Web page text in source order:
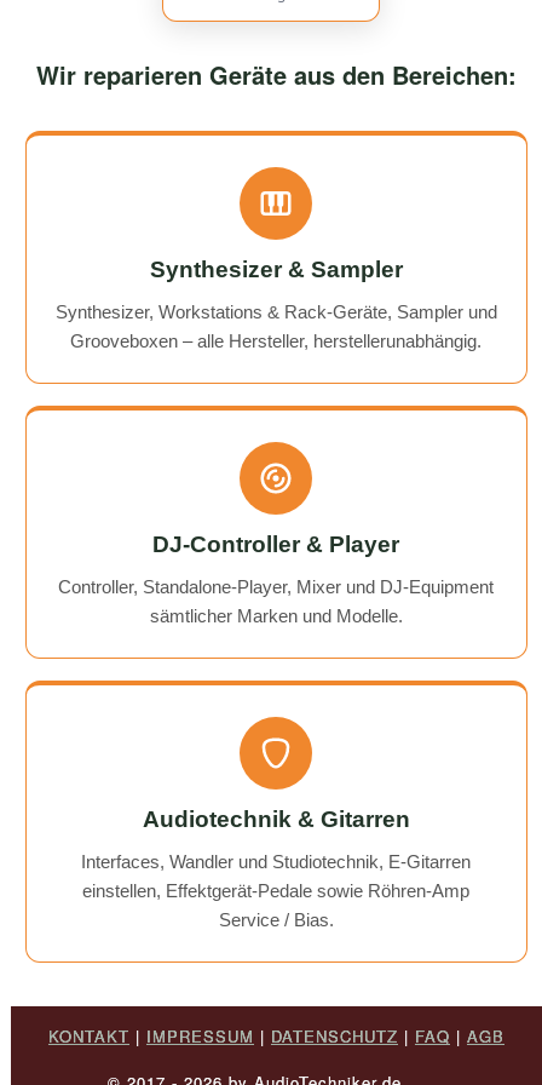
Wir reparieren Geräte aus den Bereichen:
Synthesizer & Sampler
Synthesizer, Workstations & Rack-Geräte, Sampler und
Grooveboxen – alle Hersteller, herstellerunabhängig.
DJ-Controller & Player
Controller, Standalone-Player, Mixer und DJ-Equipment
sämtlicher Marken und Modelle.
Audiotechnik & Gitarren
Interfaces, Wandler und Studiotechnik, E-Gitarren
einstellen, Effektgerät-Pedale sowie Röhren-Amp
Service / Bias.
KONTAKT | IMPRESSUM | DATENSCHUTZ | FAQ | AGB